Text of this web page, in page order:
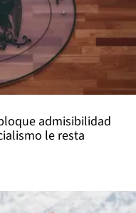
admisibilidad
le resta